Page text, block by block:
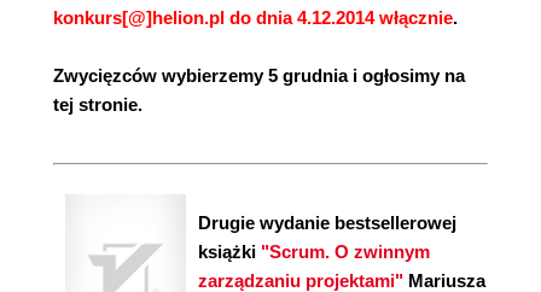
konkurs[@]helion.pl do dnia 4.12.2014 włącznie.
Zwycięzców wybierzemy 5 grudnia i ogłosimy na
tej stronie.
Drugie wydanie bestsellerowej
książki "Scrum. O zwinnym
zarządzaniu projektami" Mariusza